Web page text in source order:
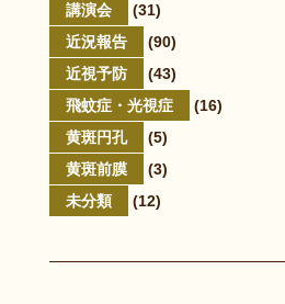
講演会
(31)
近況報告
(90)
近視予防
(43)
飛蚊症・光視症
(16)
黄斑円孔
(5)
黄斑前膜
(3)
未分類
(12)